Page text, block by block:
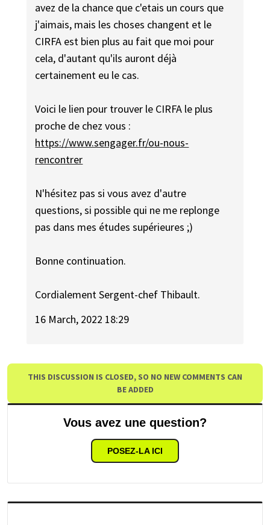
avez de la chance que c'etais un cours que
j'aimais, mais les choses changent et le
CIRFA est bien plus au fait que moi pour
cela, d'autant qu'ils auront déjà
certainement eu le cas.
Voici le lien pour trouver le CIRFA le plus
proche de chez vous :
https://www.sengager.fr/ou-nous-
rencontrer
N'hésitez pas si vous avez d'autre
questions, si possible qui ne me replonge
pas dans mes études supérieures ;)
Bonne continuation.
Cordialement Sergent-chef Thibault.
16 March, 2022 18:29
THIS DISCUSSION IS CLOSED, SO NO NEW COMMENTS CAN
BE ADDED
Vous avez une question?
POSEZ-LA ICI